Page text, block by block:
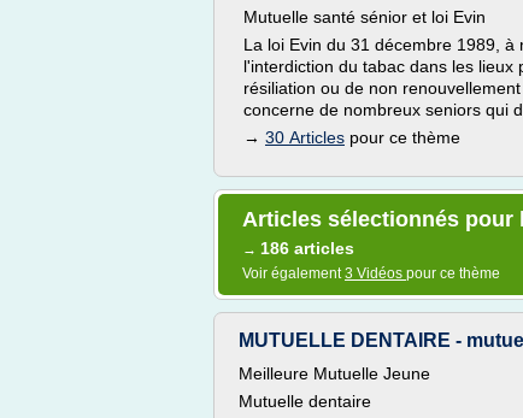
Mutuelle santé sénior et loi Evin
La loi Evin du 31 décembre 1989,
l'interdiction du tabac dans les
résiliation ou de non
concerne de nombreux seniors qui
→ 30 Articles pour ce thème
Articles sélectionnés pour
→ 186 articles
Voir également3 Vidéos pour ce thème
MUTUELLE DENTAIRE -
Meilleure Mutuelle Jeune
Mutuelle dentaire